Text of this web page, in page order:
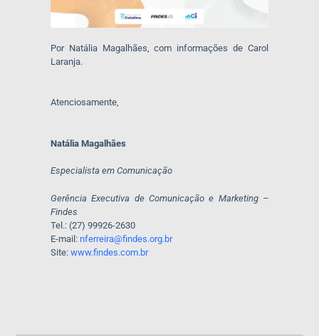
Por Natália Magalhães, com informações de Carol
Laranja.
Atenciosamente,
Natália Magalhães
Especialista em Comunicação
Gerência Executiva de Comunicação e Marketing –
Findes
Tel.: (27) 99926-2630
E-mail: nferreira@findes.org.br
Site: www.findes.com.br